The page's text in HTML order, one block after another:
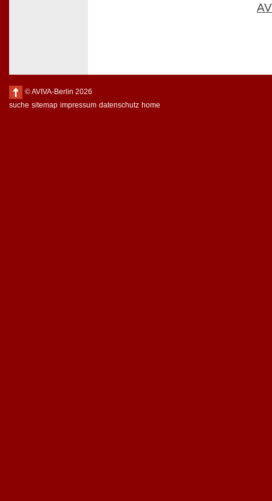
© AVIVA-Berlin 2026
suche sitemap impressum datenschutz home